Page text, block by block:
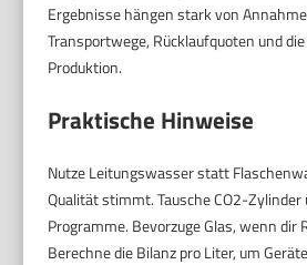
Ergebnisse hängen stark von
Transportwege, Rücklaufquoten und
Produktion.
Praktische Hinweise
Nutze Leitungswasser statt
Qualität stimmt. Tausche CO2-
Programme. Bevorzuge Glas, wenn dir
Berechne die Bilanz pro Liter, um